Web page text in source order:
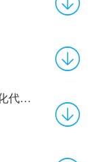
EH5全平台全中文渐进式表格化代码开发工具1.65